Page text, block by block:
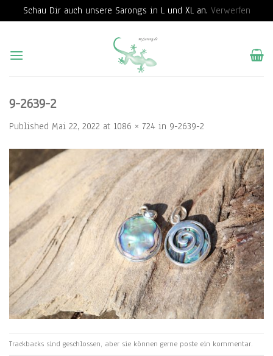
Schau Dir auch unsere Sarongs in L und XL an. Verwerfen
content
9-2639-2
Published Mai 22, 2022 at 1086 × 724 in 9-2639-2
Trackbacks sind geschlossen, aber sie können gerne poste ein kommentar.